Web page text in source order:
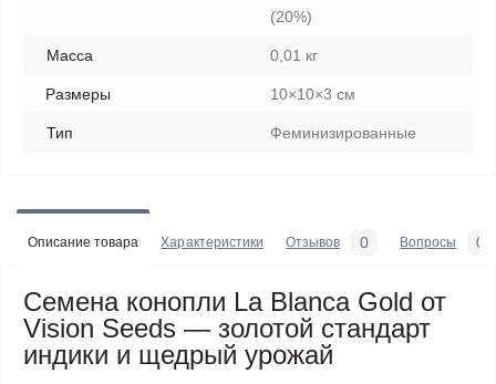
(20%)
Масса 0,01 кг
Размеры 10×10×3 см
Тип Феминизированные
Описание товара Характеристики Отзывов 0 Вопросы 0
Семена конопли La Blanca Gold от
Vision Seeds — золотой стандарт
индики и щедрый урожай